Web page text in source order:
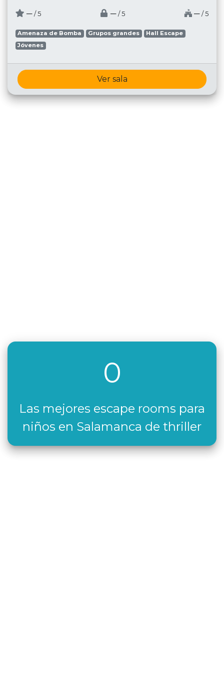
─ / 5 ─ / 5 ─ / 5
Amenaza de Bomba Grupos grandes
Hall Escape
Jóvenes
Ver sala
0
Las mejores escape rooms para
niños en Salamanca de thriller